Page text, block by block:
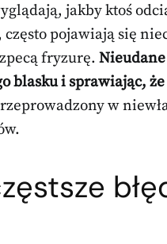
jakby ktoś
często pojawiają się
fryzurę. Nieudane
blasku i sprawiając, że
w